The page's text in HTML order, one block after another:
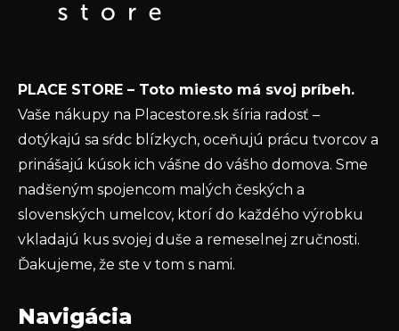
ochrany osobných údajov
PRIHLÁSIŤ SA
PLACE STORE – Toto miesto má svoj príbeh.
Vaše nákupy na Placestore.sk šíria radosť –
dotýkajú sa sŕdc blízkych, oceňujú prácu tvorcov a
prinášajú kúsok ich vášne do vášho domova. Sme
nadšeným spojencom malých českých a
slovenských umelcov, ktorí do každého výrobku
vkladajú kus svojej duše a remeselnej zručnosti.
Ďakujeme, že ste v tom s nami.
Navigácia